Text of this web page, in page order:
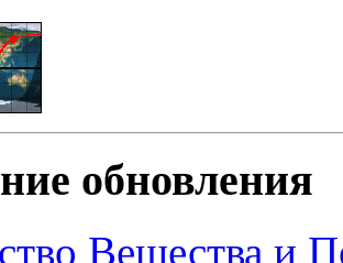
обновления
Вещества и